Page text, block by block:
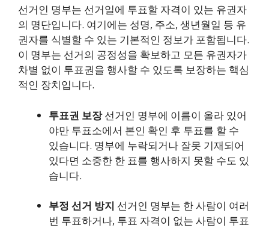
선거인 명부는 선거일에 투표할 자격이 있는 유권자
의 명단입니다. 여기에는 성명, 주소, 생년월일 등 유
권자를 식별할 수 있는 기본적인 정보가 포함됩니다.
이 명부는 선거의 공정성을 확보하고 모든 유권자가
차별 없이 투표권을 행사할 수 있도록 보장하는 핵심
적인 장치입니다.
투표권 보장선거인 명부에 이름이 올라 있어
야만 투표소에서 본인 확인 후 투표를 할 수
있습니다. 명부에 누락되거나 잘못 기재되어
있다면 소중한 한 표를 행사하지 못할 수도 있
습니다.
부정 선거 방지 선거인 명부는 한 사람이 여러
번 투표하거나, 투표 자격이 없는 사람이 투표